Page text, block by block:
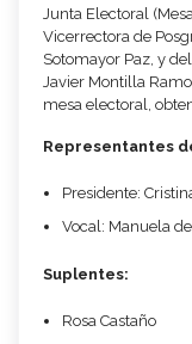
Junta Electoral
Vicerrectora de
Sotomayor Paz, y
Javier Montilla
mesa electoral,
Representantes
Presidente:
Vocal: Manuela
Suplentes:
Rosa Castaño